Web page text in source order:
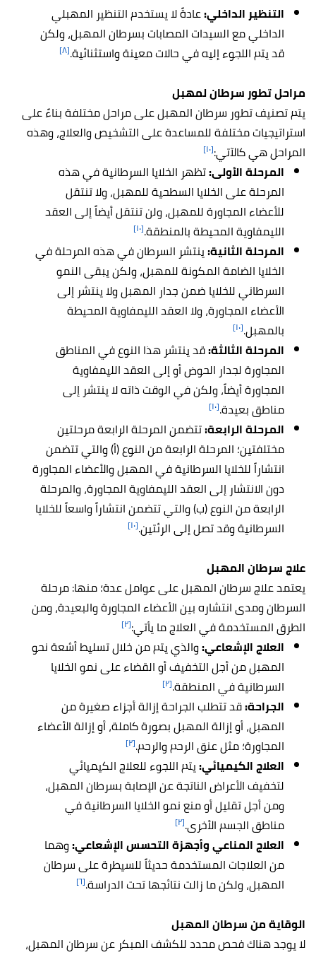
التنظير الداخلي:عادةً لا يستخدم التنظير المهبلي
الداخلي مع السيدات المصابات بسرطان المهبل، ولكن
قد يتم اللجوء إليه في حالات معينة واستثنائية.[٨]
مراحل تطور سرطان لمهبل
يتم تصنيف تطور سرطان المهبل على مراحل مختلفة بناءً على
استراتيجيات مختلفة للمساعدة على التشخيص والعلاج، وهذه
المراحل هي كالآتي:[١٠]
المرحلة الأولى:تظهر الخلايا السرطانية في هذه
المرحلة على الخلايا السطحية للمهبل، ولا تنتقل
للأعضاء المجاورة للمهبل، ولن تنتقل أيضاً إلى العقد
الليمفاوية المحيطة بالمنطقة.[١٠]
المرحلة الثانية:ينتشر السرطان في هذه المرحلة في
الخلايا الضامة المكونة للمهبل، ولكن يبقى النمو
السرطاني للخلايا ضمن جدار المهبل ولا ينتشر إلى
الأعضاء المجاورة، ولا العقد الليمفاوية المحيطة
بالمهبل.[١٠]
المرحلة الثالثة:قد ينتشر هذا النوع في المناطق
المجاورة لجدار الحوض أو إلى العقد الليمفاوية
المجاورة أيضاً، ولكن في الوقت ذاته لا ينتشر إلى
مناطق بعيدة.[١٠]
المرحلة الرابعة:تتضمن المرحلة الرابعة مرحلتين
مختلفتين؛ المرحلة الرابعة من النوع (أ) والتي تتضمن
انتشاراً للخلايا السرطانية في المهبل والأعضاء المجاورة
دون الانتشار إلى العقد الليمفاوية المجاورة، والمرحلة
الرابعة من النوع (ب) والتي تتضمن انتشاراً واسعاً للخلايا
السرطانية وقد تصل إلى الرئتين.[١٠]
علاج سرطان المهبل
يعتمد علاج سرطان المهبل على عوامل عدة؛ منها: مرحلة
السرطان ومدى انتشاره بين الأعضاء المجاورة والبعيدة، ومن
الطرق المستخدمة في العلاج ما يأتي:[٢]
العلاج الإشعاعي:والذي يتم من خلال تسليط أشعة نحو
المهبل من أجل التخفيف أو القضاء على نمو الخلايا
السرطانية في المنطقة.[٢]
الجراحة:قد تتطلب الجراحة إزالة أجزاء صغيرة من
المهبل، أو إزالة المهبل بصورة كاملة، أو إزالة الأعضاء
المجاورة؛ مثل عنق الرحم والرحم.[٢]
العلاج الكيميائي:يتم اللجوء للعلاج الكيميائي
لتخفيف الأعراض الناتجة عن الإصابة بسرطان المهبل،
ومن أجل تقليل أو منع نمو الخلايا السرطانية في
مناطق الجسم الأخرى.[٢]
العلاج المناعي وأجهزة التحسس الإشعاعي:وهما
من العلاجات المستخدمة حديثاً للسيطرة على سرطان
المهبل، ولكن ما زالت نتائجها تحت الدراسة.[٦]
الوقاية من سرطان المهبل
لا يوجد هناك فحص محدد للكشف المبكر عن سرطان المهبل،